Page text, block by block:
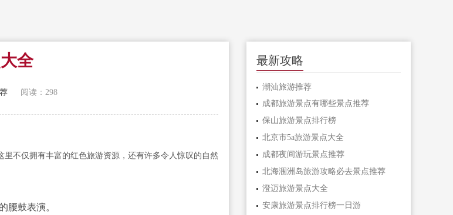
全
阅读： 298
不仅拥有丰富的红色旅游资源，还有许多令人惊叹的自然
腰鼓表演。
最新攻略
潮汕旅游推荐
成都旅游景点有哪些景点推荐
保山旅游景点排行榜
北京市5a旅游景点大全
成都夜间游玩景点推荐
北海涠洲岛旅游攻略必去景点推荐
澄迈旅游景点大全
安康旅游景点排行榜一日游